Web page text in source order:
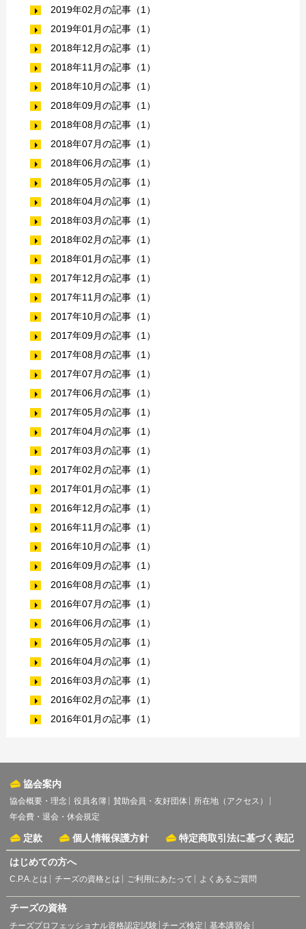
2019年02月の記事（1）
2019年01月の記事（1）
2018年12月の記事（1）
2018年11月の記事（1）
2018年10月の記事（1）
2018年09月の記事（1）
2018年08月の記事（1）
2018年07月の記事（1）
2018年06月の記事（1）
2018年05月の記事（1）
2018年04月の記事（1）
2018年03月の記事（1）
2018年02月の記事（1）
2018年01月の記事（1）
2017年12月の記事（1）
2017年11月の記事（1）
2017年10月の記事（1）
2017年09月の記事（1）
2017年08月の記事（1）
2017年07月の記事（1）
2017年06月の記事（1）
2017年05月の記事（1）
2017年04月の記事（1）
2017年03月の記事（1）
2017年02月の記事（1）
2017年01月の記事（1）
2016年12月の記事（1）
2016年11月の記事（1）
2016年10月の記事（1）
2016年09月の記事（1）
2016年08月の記事（1）
2016年07月の記事（1）
2016年06月の記事（1）
2016年05月の記事（1）
2016年04月の記事（1）
2016年03月の記事（1）
2016年02月の記事（1）
2016年01月の記事（1）
協会案内
協会概要・理念 役員名簿 賛助会員・友好団体
所在地（アクセス）
年会費・退会・休会規定
定款 個人情報保護方針 特定商取引法に基づく表記
はじめての方へ
C.P.A.とは チーズの資格とは ご利用にあたって よくあるご質問
チーズの資格
チーズプロフェッショナル資格認定試験 チーズ検定 基本講習会